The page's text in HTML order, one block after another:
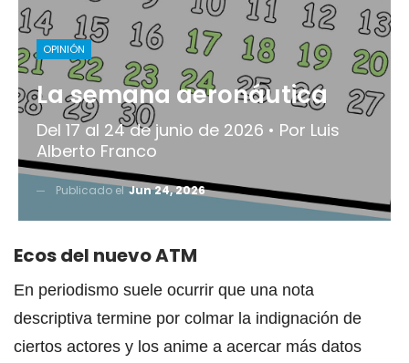
OPINIÓN
La semana aeronáutica
Del 17 al 24 de junio de 2026 • Por Luis
Alberto Franco
Publicado elJun 24, 2026
Ecos del nuevo ATM
En periodismo suele ocurrir que una nota
descriptiva termine por colmar la indignación de
ciertos actores y los anime a acercar más datos